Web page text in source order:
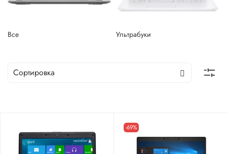
Все Ультрабуки
-69%